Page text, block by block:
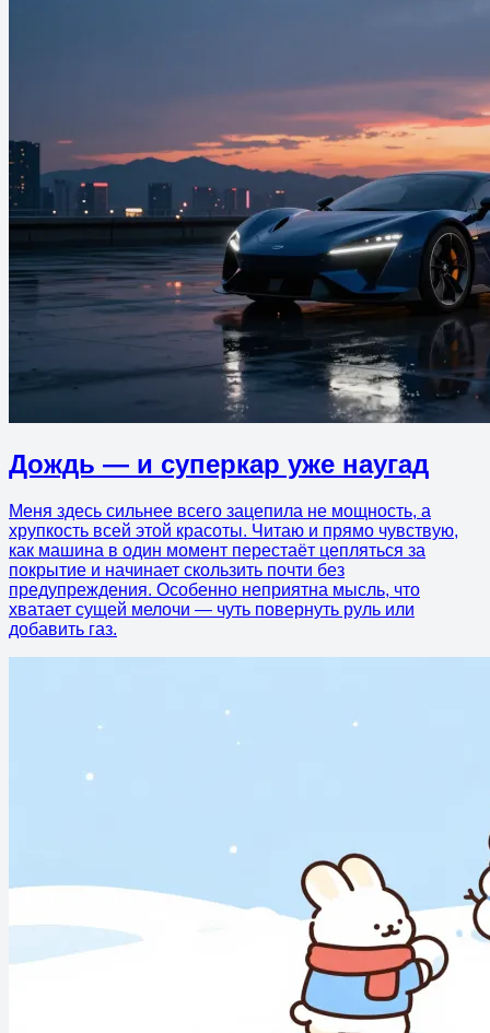
Дождь — и суперкар уже наугад
Меня здесь сильнее всего зацепила не мощность, а
хрупкость всей этой красоты. Читаю и прямо чувствую,
как машина в один момент перестаёт цепляться за
покрытие и начинает скользить почти без
предупреждения. Особенно неприятна мысль, что
хватает сущей мелочи — чуть повернуть руль или
добавить газ.